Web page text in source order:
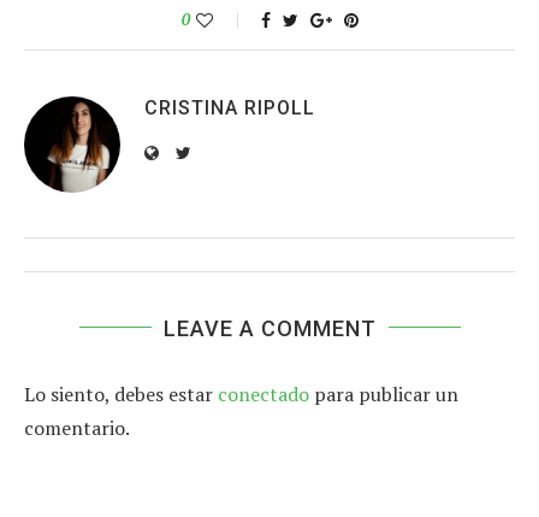
0
CRISTINA RIPOLL
LEAVE A COMMENT
Lo siento, debes estar conectado para publicar un
comentario.